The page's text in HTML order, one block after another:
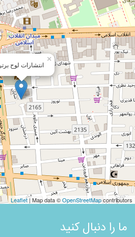
انتشارات لوح برتر
×
Leaflet| Map data ©OpenStreetMapcontributors
ما را دنبال کنید